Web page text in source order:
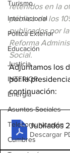
Turismo
Internacional
Politca Exterior
Educación
Justicia
INTERIOR
Energia
Asuntos Sociales
Telecomunicación
Cumbres
retenidos en la
público de los
publicados por
Reforma
Social.
Adjuntamos los
por la
continuación:
Jubilados
Descargar